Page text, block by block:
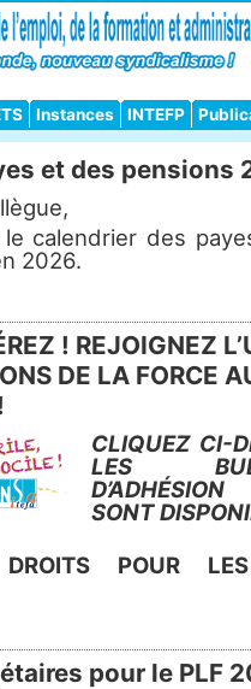
Instances INTEFP
et des pensions
le calendrier des
2026.
! REJOIGNEZ
DE LA FORCE
CLIQUEZ CI-
LES
SONT
POUR
pour le PLF